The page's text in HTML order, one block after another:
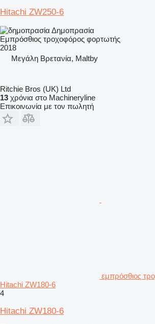
Hitachi ZW250-6
Δημοπρασία
Εμπρόσθιος τροχοφόρος φορτωτής
2018
Μεγάλη Βρετανία, Maltby
Ritchie Bros (UK) Ltd
13 χρόνια στο Machineryline
Επικοινωνία με τον πωλητή
εμπρόσθιος
Hitachi ZW180-6
4
Hitachi ZW180-6